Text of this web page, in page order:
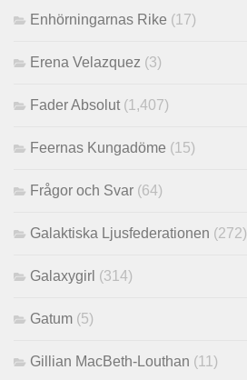
Enhörningarnas Rike (17)
Erena Velazquez (3)
Fader Absolut (1,407)
Feernas Kungadöme (15)
Frågor och Svar (64)
Galaktiska Ljusfederationen (272)
Galaxygirl (314)
Gatum (5)
Gillian MacBeth-Louthan (11)